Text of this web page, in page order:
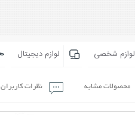
لوازم شخصی لوازم دیجیتال
محصولات مشابه نظرات کاربران